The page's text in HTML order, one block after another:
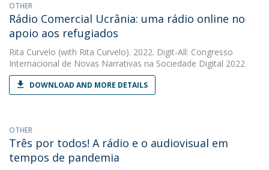
OTHER
Rádio Comercial Ucrânia: uma rádio online no
apoio aos refugiados
Rita Curvelo (with Rita Curvelo). 2022. Digit-All: Congresso
Internacional de Novas Narrativas na Sociedade Digital 2022
DOWNLOAD AND MORE DETAILS
OTHER
Três por todos! A rádio e o audiovisual em
tempos de pandemia